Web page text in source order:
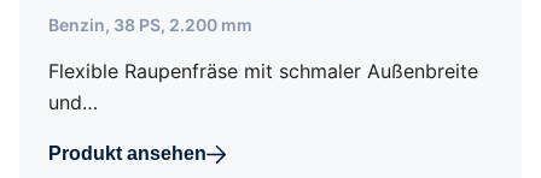
Benzin, 38 PS, 2.200 mm
Flexible Raupenfräse mit schmaler Außenbreite
und…
Produkt ansehen